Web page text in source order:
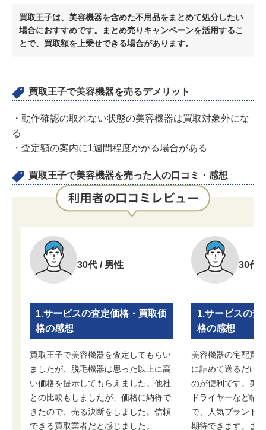
買取王子は、美容機器を含めた不用品をまとめて処分したい
場合におすすめです。まとめ売りキャンペーンを活用するこ
とで、買取額を上乗せできる場合があります。
買取王子で美容機器を売るデメリット
・動作確認の取れない状態の美容機器は買取対象外にな
る
・査定額の案内に1週間程度かかる場合がある
買取王子で美容機器を売った人の口コミ・感想
30代 / 男性
1.サービスの査定価格・買取価
格の感想
買取王子で美容機器を査定してもらい
ましたが、脱毛機器は思った以上に高
い価格を提示してもらえました。他社
との比較もしましたが、価格に納得で
きたので、売る決断をしました。信頼
できる買取業者だと感じました。
30代 /
1.サービスの査
格の感想
美容機器の宅配買
に詰めて送るだけ
のが便利です。美
ドライヤーなど幅
で、人気ブランド
期待できます。ま